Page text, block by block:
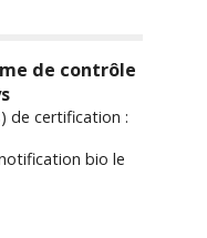
de contrôle
de certification :
bio le